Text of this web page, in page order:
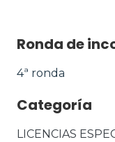
Ronda de
4ª ronda
Categoría
LICENCIAS